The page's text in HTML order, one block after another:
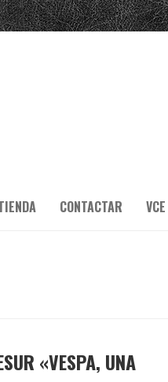
CONTACTAR VCE
«VESPA, UNA